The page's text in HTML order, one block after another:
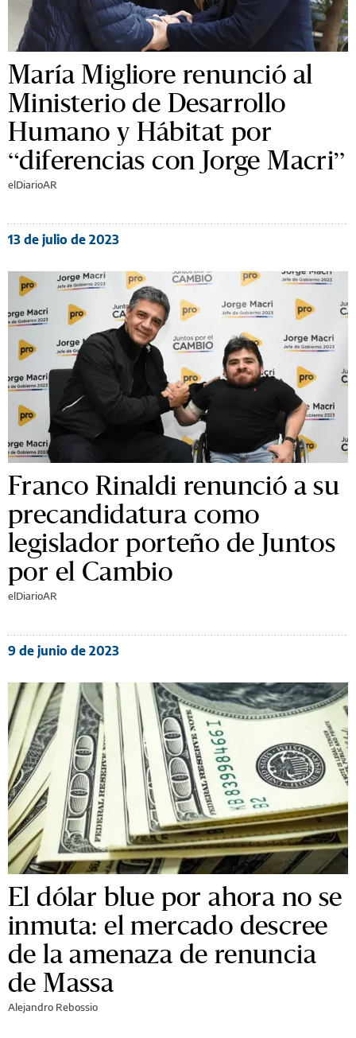
María Migliore renunció al
Ministerio de Desarrollo
Humano y Hábitat por
“diferencias con Jorge Macri”
elDiarioAR
13 de julio de 2023
Franco Rinaldi renunció a su
precandidatura como
legislador porteño de Juntos
por el Cambio
elDiarioAR
9 de junio de 2023
El dólar blue por ahora no se
inmuta: el mercado descree
de la amenaza de renuncia
de Massa
Alejandro Rebossio